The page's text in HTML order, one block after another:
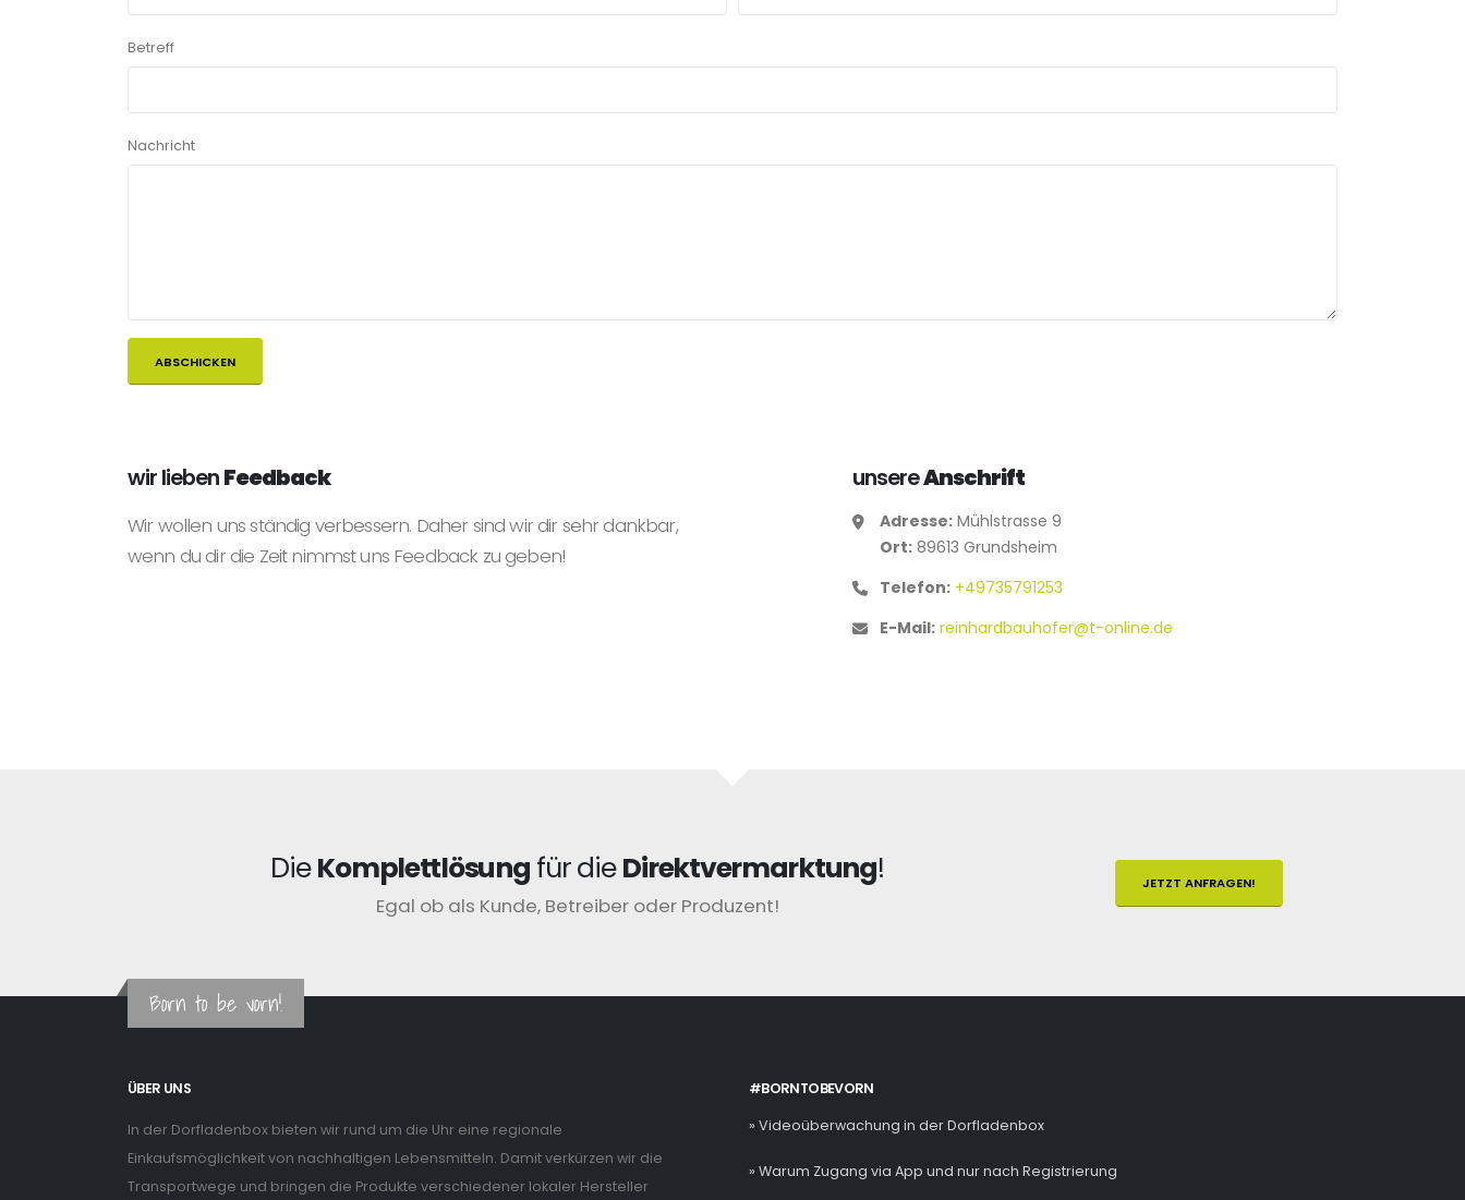
Betreff
Nachricht
wir liebenFeedback
Wir wollen uns ständig verbessern. Daher sind wir dir sehr dankbar,
wenn du dir die Zeit nimmst uns Feedback zu geben!
unsereAnschrift
Adresse: Mühlstrasse 9
Ort: 89613 Grundsheim
Telefon: +49735791253
E-Mail: reinhardbauhofer@t-online.de
DieKomplettlösung für dieDirektvermarktung!
Egal ob als Kunde, Betreiber oder Produzent!
JETZT ANFRAGEN!
Born to be vorn!
ÜBER UNS
In der Dorfladenbox bieten wir rund um die Uhr eine regionale
Einkaufsmöglichkeit von nachhaltigen Lebensmitteln. Damit verkürzen wir die
Transportwege und bringen die Produkte verschiedener lokaler Hersteller
#BORNTOBEVORN
» Videoüberwachung in der Dorfladenbox
» Warum Zugang via App und nur nach Registrierung